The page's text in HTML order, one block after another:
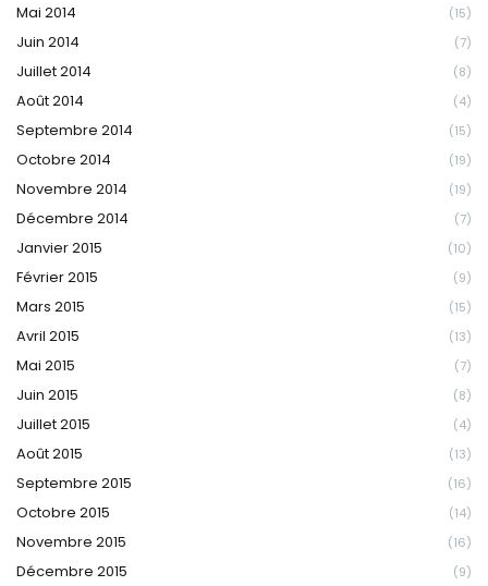
Mai 2014 (15)
Juin 2014 (7)
Juillet 2014 (8)
Août 2014 (4)
Septembre 2014 (15)
Octobre 2014 (19)
Novembre 2014 (19)
Décembre 2014 (7)
Janvier 2015 (10)
Février 2015 (9)
Mars 2015 (15)
Avril 2015 (13)
Mai 2015 (7)
Juin 2015 (8)
Juillet 2015 (4)
Août 2015 (13)
Septembre 2015 (16)
Octobre 2015 (14)
Novembre 2015 (16)
Décembre 2015 (9)